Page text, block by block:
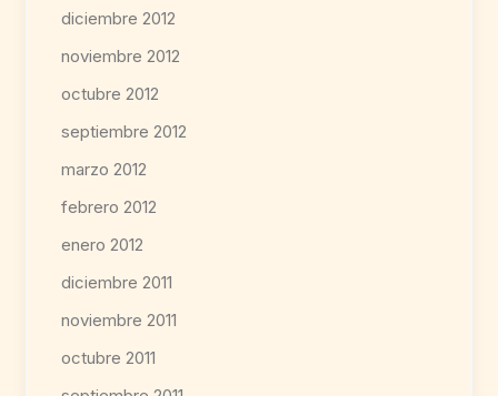
diciembre 2012
noviembre 2012
octubre 2012
septiembre 2012
marzo 2012
febrero 2012
enero 2012
diciembre 2011
noviembre 2011
octubre 2011